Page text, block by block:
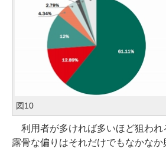
図10
利用者が多ければ多いほど狙われ
露骨な偏りはそれだけでもなかな